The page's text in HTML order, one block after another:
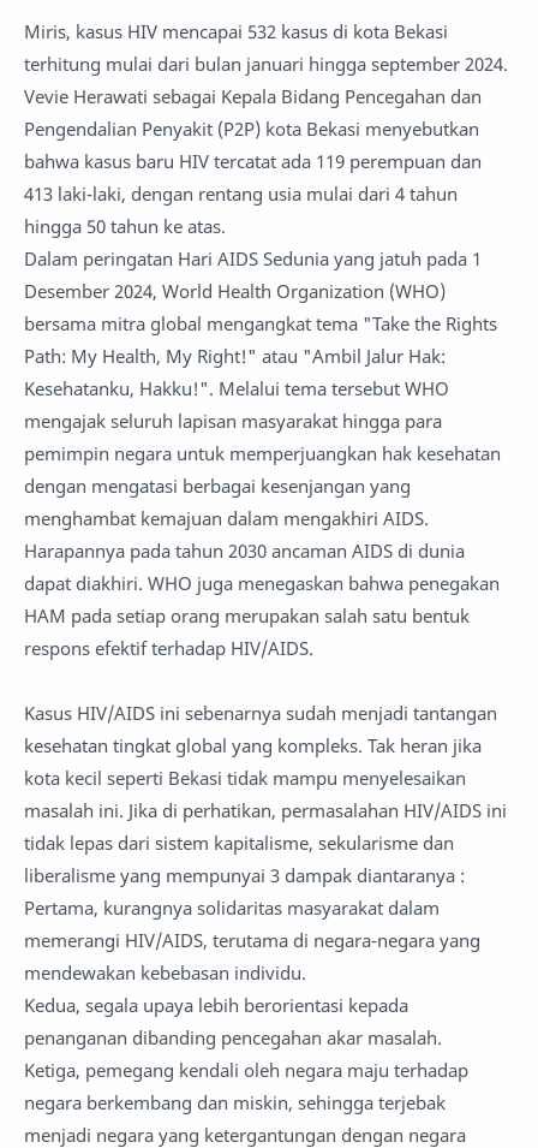
Miris, kasus HIV mencapai 532 kasus di kota Bekasi
terhitung mulai dari bulan januari hingga september 2024.
Vevie Herawati sebagai Kepala Bidang Pencegahan dan
Pengendalian Penyakit (P2P) kota Bekasi menyebutkan
bahwa kasus baru HIV tercatat ada 119 perempuan dan
413 laki-laki, dengan rentang usia mulai dari 4 tahun
hingga 50 tahun ke atas.
Dalam peringatan Hari AIDS Sedunia yang jatuh pada 1
Desember 2024, World Health Organization (WHO)
bersama mitra global mengangkat tema "Take the Rights
Path: My Health, My Right!" atau "Ambil Jalur Hak:
Kesehatanku, Hakku!". Melalui tema tersebut WHO
mengajak seluruh lapisan masyarakat hingga para
pemimpin negara untuk memperjuangkan hak kesehatan
dengan mengatasi berbagai kesenjangan yang
menghambat kemajuan dalam mengakhiri AIDS.
Harapannya pada tahun 2030 ancaman AIDS di dunia
dapat diakhiri. WHO juga menegaskan bahwa penegakan
HAM pada setiap orang merupakan salah satu bentuk
respons efektif terhadap HIV/AIDS.
Kasus HIV/AIDS ini sebenarnya sudah menjadi tantangan
kesehatan tingkat global yang kompleks. Tak heran jika
kota kecil seperti Bekasi tidak mampu menyelesaikan
masalah ini. Jika di perhatikan, permasalahan HIV/AIDS ini
tidak lepas dari sistem kapitalisme, sekularisme dan
liberalisme yang mempunyai 3 dampak diantaranya :
Pertama, kurangnya solidaritas masyarakat dalam
memerangi HIV/AIDS, terutama di negara-negara yang
mendewakan kebebasan individu.
Kedua, segala upaya lebih berorientasi kepada
penanganan dibanding pencegahan akar masalah.
Ketiga, pemegang kendali oleh negara maju terhadap
negara berkembang dan miskin, sehingga terjebak
menjadi negara yang ketergantungan dengan negara